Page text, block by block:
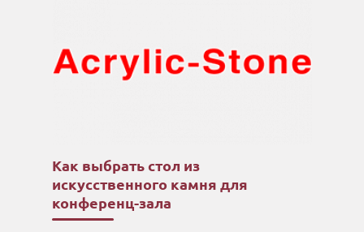
Как выбрать стол из
искусственного камня для
конференц-зала